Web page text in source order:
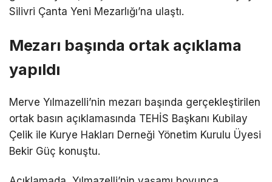
Silivri Çanta Yeni Mezarlığı’na ulaştı.
Mezarı başında ortak açıklama
yapıldı
Merve Yılmazelli’nin mezarı başında gerçekleştirilen
ortak basın açıklamasında TEHİS Başkanı Kubilay
Çelik ile Kurye Hakları Derneği Yönetim Kurulu Üyesi
Bekir Güç konuştu.